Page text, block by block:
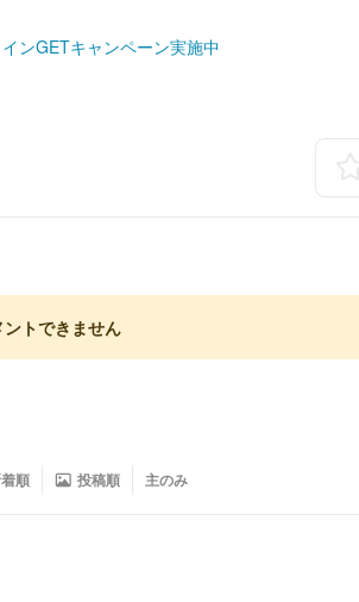
ンGETキャンペーン実施中
トできません
順 投稿順 主のみ